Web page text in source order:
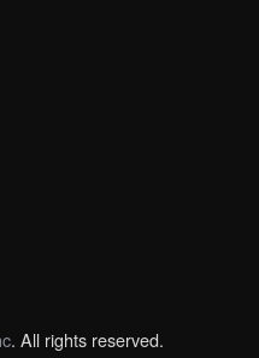
. All rights reserved.